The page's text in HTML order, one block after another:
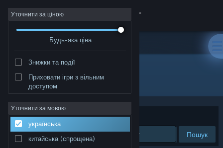
Увійти
Крамниця
Інформація
Підтримка
Уточнити за ціною
Будь-яка ціна
Знижки та події
Приховати ігри з вільним
доступом
Уточнити за мовою
українська
китайська (спрощена)
Розробник: Remancer
Упорядкувати за доречністю
Пошук